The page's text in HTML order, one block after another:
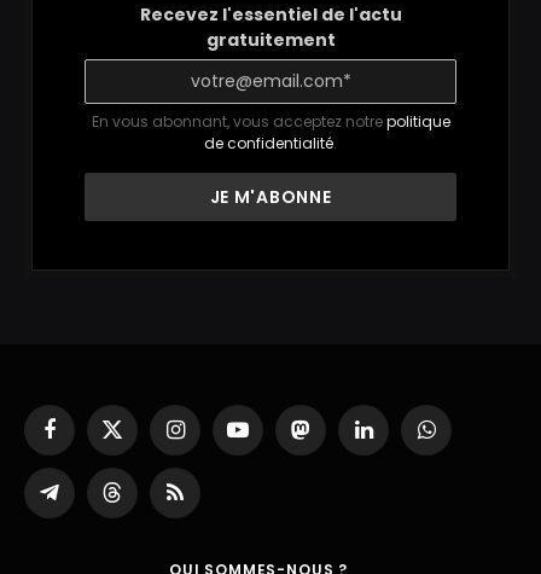
Recevez l'essentiel de l'actu
gratuitement
En vous abonnant, vous acceptez notrepolitique
de confidentialité.
Facebook
X
(Twitter)
InstagramYouTubeMastodonLinkedInWhatsApp
Partager
sur
ThreadsRSS